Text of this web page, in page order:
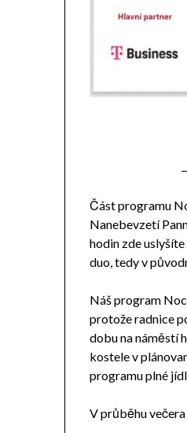
Část programu
Nanebevzetí
hodin zde
duo, tedy v
Náš program
protože radnice
dobu na náměstí
kostele v
programu plné
V průběhu